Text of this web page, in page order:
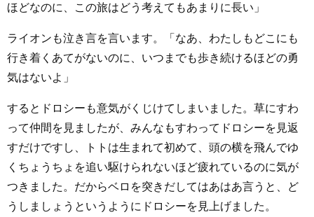
ほどなのに、この旅はどう考えてもあまりに長い」
ライオンも泣き言を言います。「なあ、わたしもどこにも
行き着くあてがないのに、いつまでも歩き続けるほどの勇
気はないよ」
するとドロシーも意気がくじけてしまいました。草にすわ
って仲間を見ましたが、みんなもすわってドロシーを見返
すだけですし、トトは生まれて初めて、頭の横を飛んでゆ
くちょうちょを追い駆けられないほど疲れているのに気が
つきました。だからベロを突きだしてはあはあ言うと、ど
うしましょうというようにドロシーを見上げました。